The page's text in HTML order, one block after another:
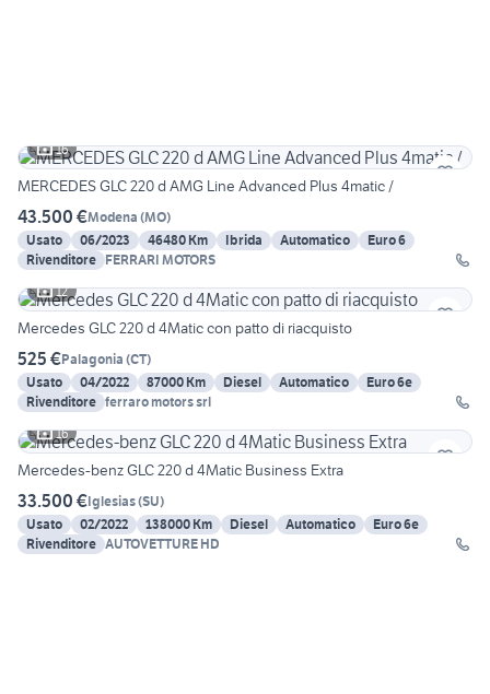
16
MERCEDES GLC 220 d AMG Line Advanced Plus 4matic /
43.500 €Modena (MO)
Usato
06/2023 46480 Km Ibrida Automatico
Euro 6
Rivenditore FERRARI MOTORS
12
Mercedes GLC 220 d 4Matic con patto di riacquisto
525 €Palagonia (CT)
Usato
04/2022 87000 Km Diesel Automatico
Euro 6e
Rivenditore ferraro motors srl
16
Mercedes-benz GLC 220 d 4Matic Business Extra
33.500 €Iglesias(SU)
Usato
02/2022 138000 Km Diesel Automatico
Euro 6e
Rivenditore AUTOVETTURE HD